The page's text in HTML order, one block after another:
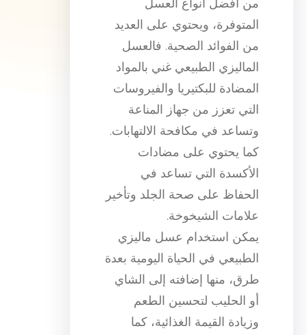
من أفضل أنواع العسل
المتوفرة، ويحتوي على العديد
من الفوائد الصحية. فالعسل
الماليزي الطبيعي غني بالمواد
المضادة للبكتيريا والفيروسات
التي تعزز من جهاز المناعة
وتساعد في مكافحة الالتهابات.
كما يحتوي على مضادات
الأكسدة التي تساعد في
الحفاظ على صحة الجلد وتأخير
علامات الشيخوخة.
يمكن استخدام عسل ماليزي
الطبيعي في الحياة اليومية بعدة
طرق، منها إضافته إلى الشاي
أو الحليب لتحسين الطعم
وزيادة القيمة الغذائية، كما